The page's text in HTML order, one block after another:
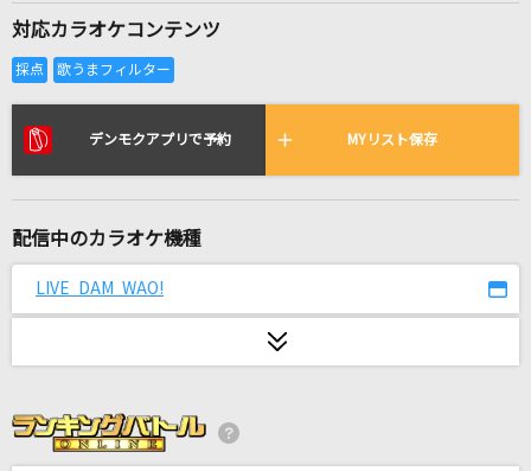
リアルタイムで歌われている曲の一覧
崖の上のポニョ
Caramel Pain
ラグランジュ☆ポイント
対応カラオケコンテンツ
デンモクアプリで予約 MYリスト保存
配信中のカラオケ機種
LIVE DAM WAO!